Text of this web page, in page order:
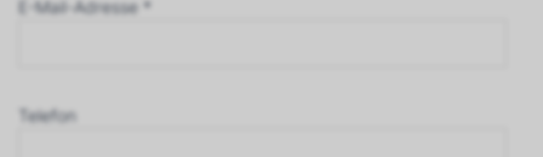
E-Mail-Adresse *
Telefon